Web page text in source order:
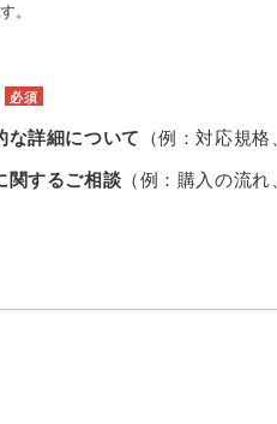
。
必須
な詳細について （例：対応規
関するご相談 （例：購入の流